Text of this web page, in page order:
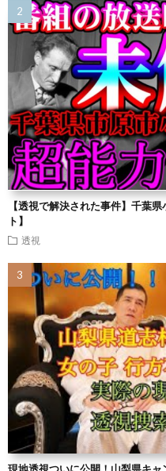
【透視で解決された事件】千葉
ト】
透視